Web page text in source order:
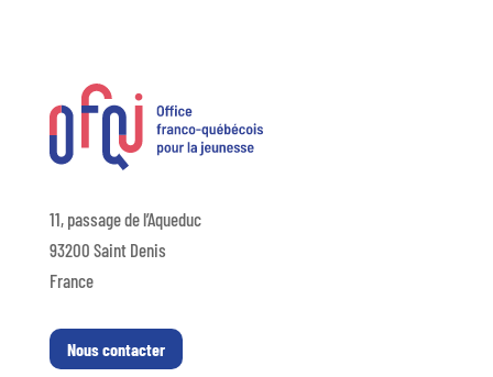
11, passage de l’Aqueduc
93200 Saint Denis
France
Nous contacter